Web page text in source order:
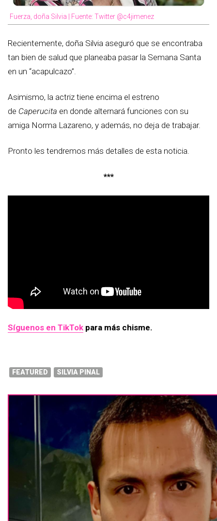
Fuerza, doña Silvia | Fuente: Twitter @c4jimenez
Recientemente, doña Silvia aseguró que se encontraba
tan bien de salud que planeaba pasar la Semana Santa
en un “acapulcazo”.
Asimismo, la actriz tiene encima el estreno
de Caperucita en donde alternará funciones con su
amiga Norma Lazareno, y además, no deja de trabajar.
Pronto les tendremos más detalles de esta noticia.
***
Síguenos en TikTok para más chisme.
FEATURED SILVIA PINAL